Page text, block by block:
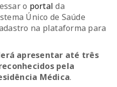
o portal da
Único de Saúde
na plataforma para
apresentar até três
pela
Médica.